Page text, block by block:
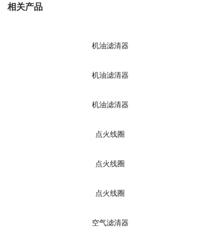
相关产品
机油滤清器
机油滤清器
机油滤清器
点火线圈
点火线圈
点火线圈
空气滤清器